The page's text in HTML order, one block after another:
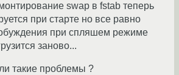
swap в fstab теперь
при старте но все равно
при спляшем режиме
заново...
такие проблемы ?